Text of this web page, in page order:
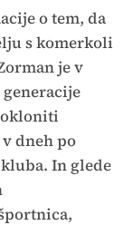
o tem, da
s komerkoli
je v
v dneh po
In glede